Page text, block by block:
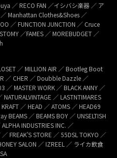
／ RECO FAN ／イシバシ楽器 ／ ア
Manhattan Clothes&Shoes ／
／ FUNCTION JUNCTION ／ Cruce
／FAMES ／ MOREBUDGET ／
／ MILLION AIR ／ Bootleg Boot
／ CHER ／ Doubble Dazzle ／
／ MASTER WORK ／ BLACK ANNY ／
／ LASTNTIMARES
／ HEAD ／ ATOMS ／ HEAD69
BEAMS ／ BEAMS BOY ／ UNSELTISH
INDUSTRIES INC. ／
FREAK’S STORE ／ 55DSL TOKYO ／
SALON ／ IZREEL ／ ライカ飲食